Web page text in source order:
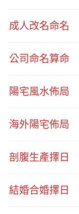
成人改名命名
公司命名算命
陽宅風水佈局
海外陽宅佈局
剖腹生產擇日
結婚合婚擇日